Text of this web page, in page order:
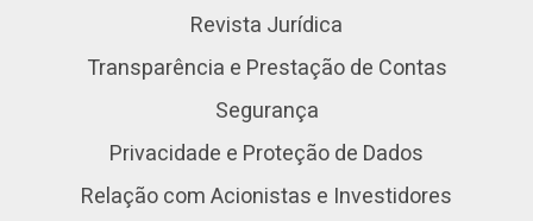
Revista Jurídica
Transparência e Prestação de Contas
Segurança
Privacidade e Proteção de Dados
Relação com Acionistas e Investidores